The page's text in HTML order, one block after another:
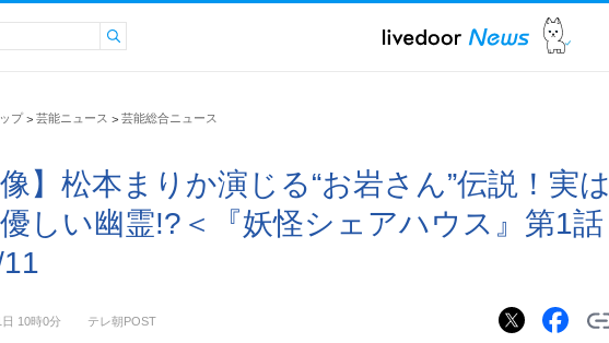
プ > 芸能ニュース > 芸能総合ニュース
像】松本まりか演じる“お岩さん”伝説！実は
しい幽霊!?＜『妖怪シェアハウス』第1話
11
10時0分 テレ朝POST